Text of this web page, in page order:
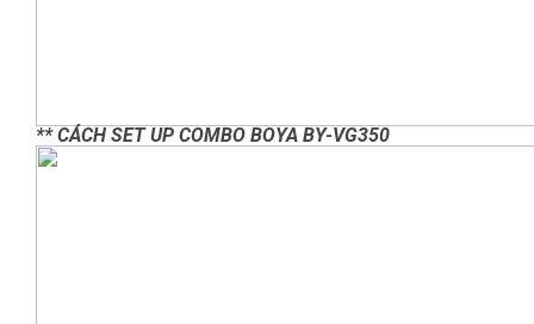
** CÁCH SET UP COMBO BOYA BY-VG350